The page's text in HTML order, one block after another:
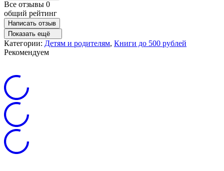
Все отзывы 0
общий рейтинг
Написать отзыв
Показать ещё
Категории: Детям и родителям, Книги до 500 рублей
Рекомендуем